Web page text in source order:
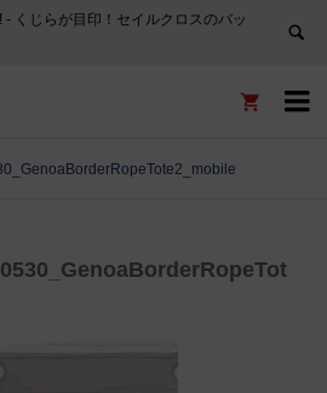
くじらが目印！セイルクロスのバッ

